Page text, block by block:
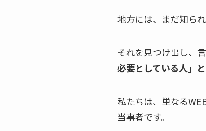
地方には、まだ知ら
それを見つけ出し、
必要としている人」
私たちは、単なる
当事者です。